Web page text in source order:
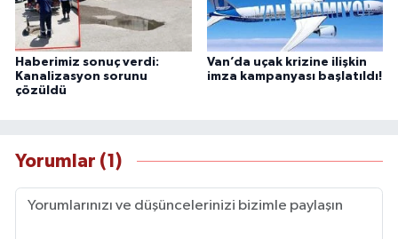
Haberimiz sonuç verdi:
Kanalizasyon sorunu
çözüldü
Van’da uçak krizine ilişkin
imza kampanyası başlatıldı!
Yorumlar (1)